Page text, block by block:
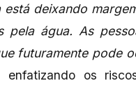
deixando
pela água. As
futuramente pode
enfatizando os